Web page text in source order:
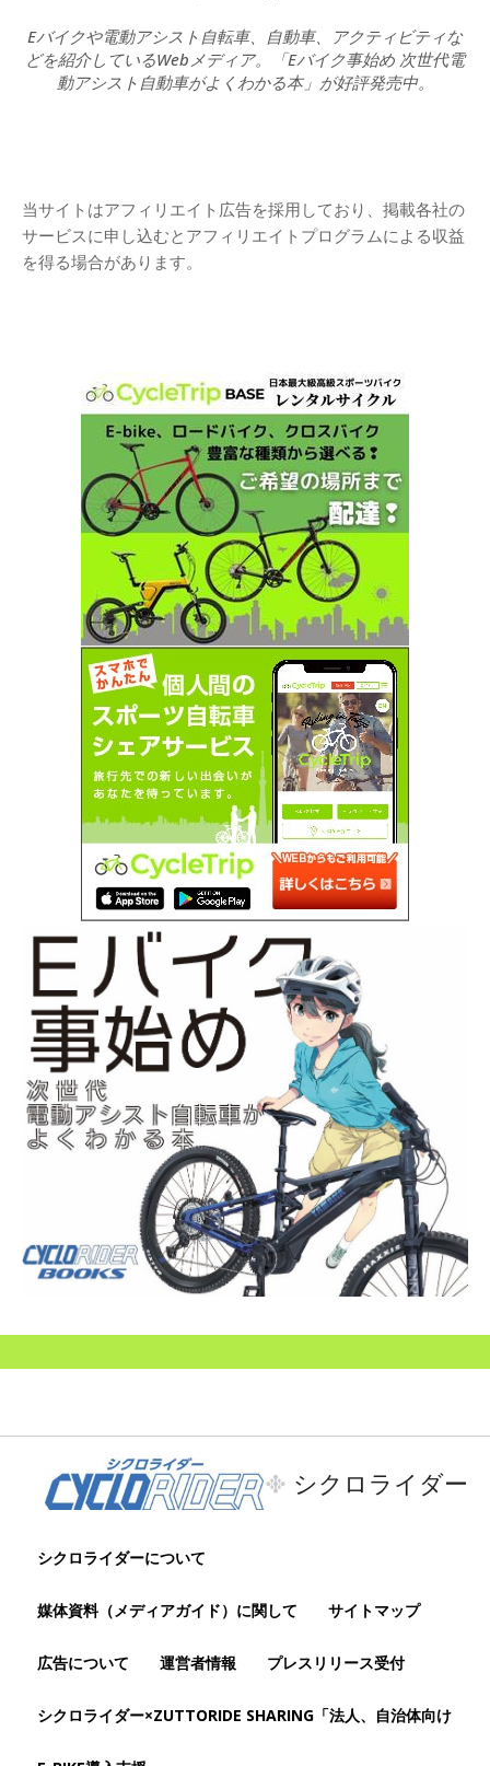
シクロライダー
シクロライダーについて
媒体資料（メディアガイド）に関して サイトマップ
広告について 運営者情報 プレスリリース受付
シクロライダー×ZUTTORIDE SHARING「法人、自治体向け